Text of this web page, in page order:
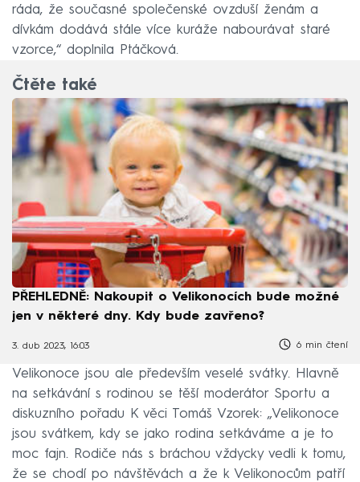
ráda, že současné společenské ovzduší ženám a
dívkám dodává stále více kuráže nabourávat staré
vzorce,“ doplnila Ptáčková.
Čtěte také
PŘEHLEDNĚ: Nakoupit o Velikonocích bude možné
jen v některé dny. Kdy bude zavřeno?
3. dub 2023, 16:03 6 min čtení
Velikonoce jsou ale především veselé svátky. Hlavně
na setkávání s rodinou se těší moderátor Sportu a
diskuzního pořadu K věci Tomáš Vzorek: „Velikonoce
jsou svátkem, kdy se jako rodina setkáváme a je to
moc fajn. Rodiče nás s bráchou vždycky vedli k tomu,
že se chodí po návštěvách a že k Velikonocům patří